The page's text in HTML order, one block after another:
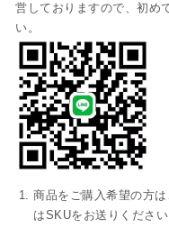
営しておりますので、初め
い。
商品をご購入希望の方
はSKUをお送りください